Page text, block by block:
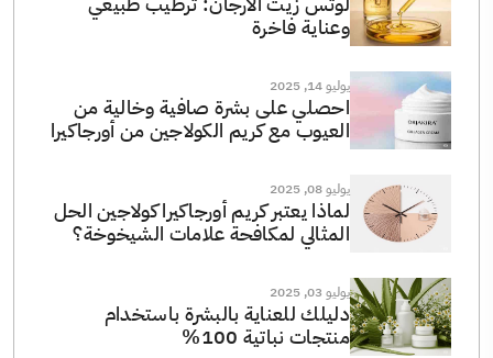
وعناية فاخرة
يوليو 14, 2025
احصلي على بشرة صافية وخالية من
العيوب مع كريم الكولاجين من أورجاكيرا
يوليو 08, 2025
لماذا يعتبر كريم أورجاكيرا كولاجين الحل
المثالي لمكافحة علامات الشيخوخة؟
يوليو 03, 2025
دليلك للعناية بالبشرة باستخدام
منتجات نباتية 100%